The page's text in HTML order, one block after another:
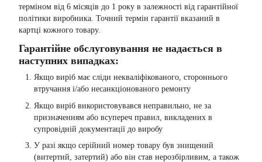
терміном від 6 місяців до 1 року в залежності від гарантійної
політики виробника. Точний термін гарантії вказаний в
картці кожного товару.
Гарантійне обслуговування не надається в
наступних випадках:
Якщо виріб має сліди некваліфікованого, стороннього
втручання і/або несанкціонованого ремонту
Якщо виріб використовувався неправильно, не за
призначенням або всупереч правил, викладених в
супровідній документації до виробу
У разі якщо серійний номер товару був знищений
(витертий, затертий) або він став нерозбірливим, а також